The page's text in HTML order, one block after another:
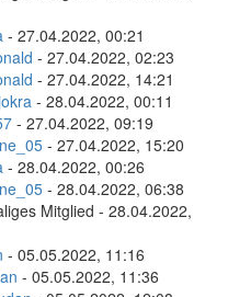
- 27.04.2022, 00:21
- 27.04.2022, 02:23
- 27.04.2022, 14:21
- 28.04.2022, 00:11
- 27.04.2022, 09:19
- 27.04.2022, 15:20
- 28.04.2022, 00:26
- 28.04.2022, 06:38
Mitglied - 28.04.2022,
- 05.05.2022, 11:16
- 05.05.2022, 11:36